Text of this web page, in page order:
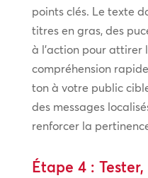
points clés. Le texte
titres en gras, des
à l’action pour attirer
compréhension
ton à votre public
des messages
renforcer la
Étape 4 :